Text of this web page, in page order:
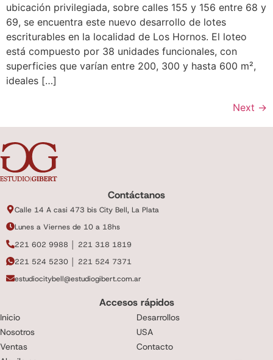
ubicación privilegiada, sobre calles 155 y 156 entre 68 y
69, se encuentra este nuevo desarrollo de lotes
escriturables en la localidad de Los Hornos. El loteo
está compuesto por 38 unidades funcionales, con
superficies que varían entre 200, 300 y hasta 600 m²,
ideales […]
Next →
Contáctanos
Calle 14 A casi 473 bis City Bell, La Plata
Lunes a Viernes de 10 a 18hs
221 602 9988 │ 221 318 1819
221 524 5230 │ 221 524 7371
estudiocitybell@estudiogibert.com.ar
Accesos rápidos
Inicio
Nosotros
Ventas
Desarrollos
USA
Contacto